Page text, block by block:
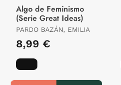
Algo de Feminismo
(Serie Great Ideas)
PARDO BAZÁN, EMILIA
8,99 €